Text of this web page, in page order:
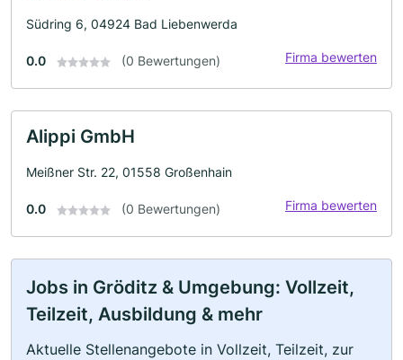
Südring 6, 04924 Bad Liebenwerda
0.0 (0 Bewertungen) Firma bewerten
Alippi GmbH
Meißner Str. 22, 01558 Großenhain
0.0 (0 Bewertungen) Firma bewerten
Jobs in Gröditz & Umgebung: Vollzeit,
Teilzeit, Ausbildung & mehr
Aktuelle Stellenangebote in Vollzeit, Teilzeit, zur